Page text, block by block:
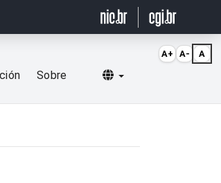
Sobre Selecionar idioma
A+ A- A